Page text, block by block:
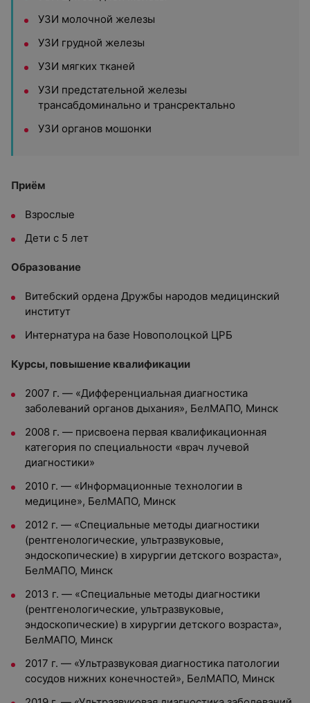
УЗИ молочной железы
УЗИ грудной железы
УЗИ мягких тканей
УЗИ предстательной железы
трансабдоминально и трансректально
УЗИ органов мошонки
Приём
Взрослые
Дети с 5 лет
Образование
Витебский ордена Дружбы народов медицинский
институт
Интернатура на базе Новополоцкой ЦРБ
Курсы, повышение квалификации
2007 г. — «Дифференциальная диагностика
заболеваний органов дыхания», БелМАПО, Минск
2008 г. — присвоена первая квалификационная
категория по специальности «врач лучевой
диагностики»
2010 г. — «Информационные технологии в
медицине», БелМАПО, Минск
2012 г. — «Специальные методы диагностики
(рентгенологические, ультразвуковые,
эндоскопические) в хирургии детского возраста»,
БелМАПО, Минск
2013 г. — «Специальные методы диагностики
(рентгенологические, ультразвуковые,
эндоскопические) в хирургии детского возраста»,
БелМАПО, Минск
2017 г. — «Ультразвуковая диагностика патологии
сосудов нижних конечностей», БелМАПО, Минск